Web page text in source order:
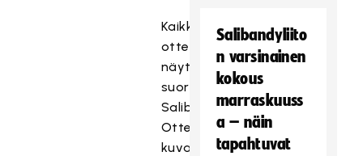
Kaikki
ottelut
näytetään
suorina
SalibandyTV:ssä.
Ottelut
kuvataan
Salibandyliito
n varsinainen
kokous
marraskuuss
a – näin
tapahtuvat